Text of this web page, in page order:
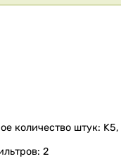
количество штук: K5,
2